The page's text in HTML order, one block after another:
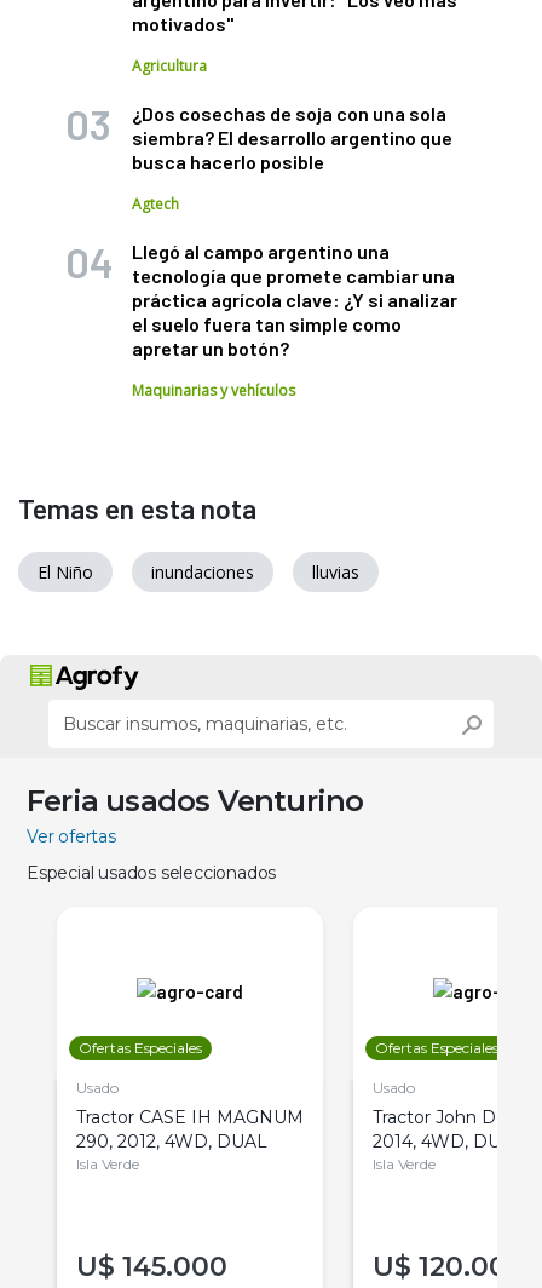
motivados"
Agricultura
¿Dos cosechas de soja con una sola
siembra? El desarrollo argentino que
busca hacerlo posible
Agtech
Llegó al campo argentino una
tecnología que promete cambiar una
práctica agrícola clave: ¿Y si analizar
el suelo fuera tan simple como
apretar un botón?
Maquinarias y vehículos
Temas en esta nota
El Niño inundaciones lluvias
Feria usados Venturino
Ver ofertas
Especial usados seleccionados
Ofertas Especiales
Usado
Tractor CASE IH MAGNUM
290, 2012, 4WD, DUAL
Isla Verde
U$ 145.000
Ofertas Especiales
Usado
Tractor John Deere
2014, 4WD, DUAL
Isla Verde
U$ 120.000